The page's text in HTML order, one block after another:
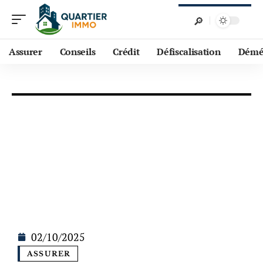
Assurer Conseils Crédit Défiscalisation
02/10/2025
ASSURER